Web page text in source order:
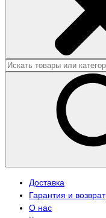
Доставка
Гарантия и возврат
О нас